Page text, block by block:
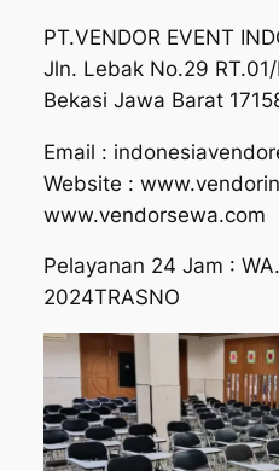
PT.VENDOR EVENT
Jln. Lebak No.29
Bekasi Jawa Barat
Email :
Website :
www.vendorsewa.com
Pelayanan 24 Jam :
2024TRASNO